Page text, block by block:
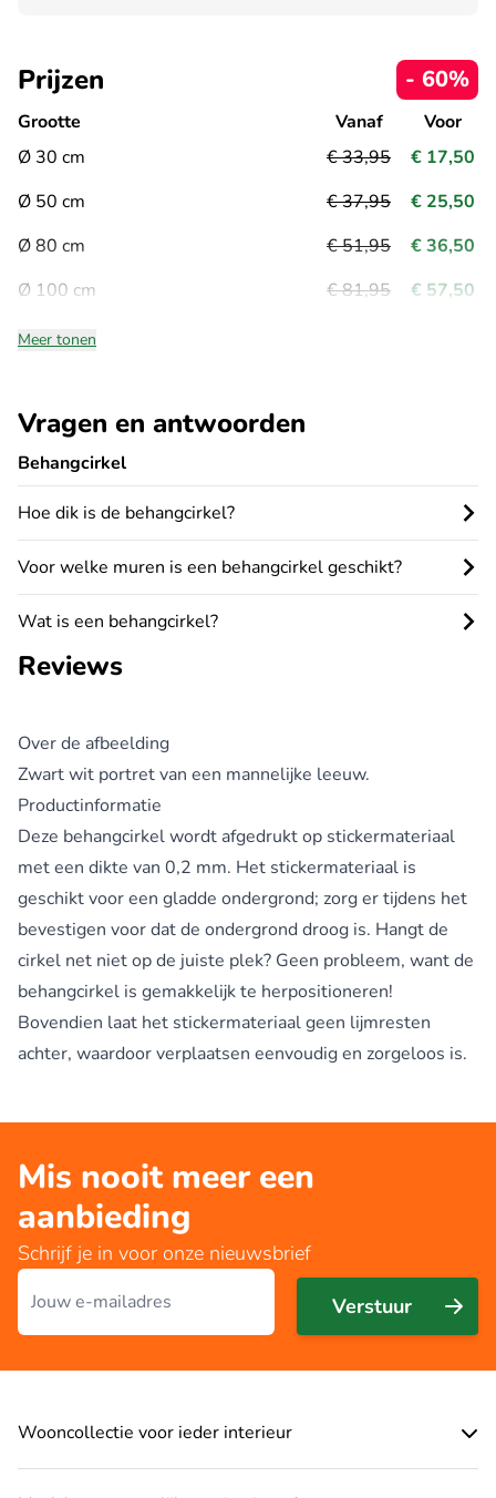
Vragen en antwoorden
Behangcirkel
Hoe dik is de behangcirkel?
Voor welke muren is een behangcirkel geschikt?
Wat is een behangcirkel?
Prijzen - 60%
Grootte
Ø 30 cm
Ø 50 cm
Ø 80 cm
Ø 100 cm
Vanaf
€ 33,95
€ 37,95
€ 51,95
€ 81,95
Voor
€ 17,50
€ 25,50
€ 36,50
€ 57,50
Meer tonen
Reviews
Over de afbeelding
Zwart wit portret van een mannelijke leeuw.
Productinformatie
Deze behangcirkelwordt afgedrukt op stickermateriaal
met een dikte van 0,2 mm. Het stickermateriaal is
geschikt voor een gladde ondergrond; zorg er tijdens het
bevestigen voor dat de ondergrond droog is. Hangt de
cirkel net niet op de juiste plek? Geen probleem, want de
behangcirkel is gemakkelijk te herpositioneren!
Bovendien laat het stickermateriaal geen lijmresten
achter, waardoor verplaatsen eenvoudig en zorgeloos is.
Mis nooit meer een
aanbieding
Schrijf je in voor onze nieuwsbrief
E-mailadres
Verstuur
Wooncollectie voor ieder interieur